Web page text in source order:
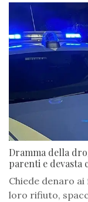
Dramma della
parenti e devasta
Chiede denaro
loro rifiuto,